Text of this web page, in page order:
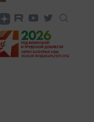
НАШ ПОЧТАЛЬОН